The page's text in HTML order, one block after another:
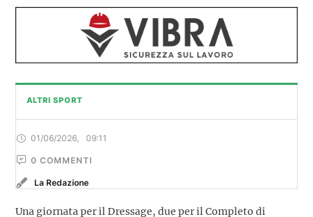
ALTRI SPORT
01/06/2026 09:11
0 COMMENTI
La Redazione
Una giornata per il Dressage, due per il Completo di